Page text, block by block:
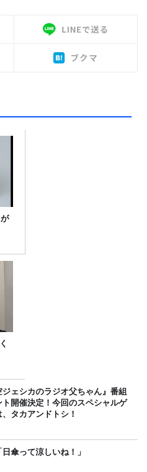
LINEで送る
ブクマ
ジェシカのラジオ父ちゃん』番組
ト開催決定！今回のスペシャルゲ
、タカアンドトシ！
傘って涼しいね！」